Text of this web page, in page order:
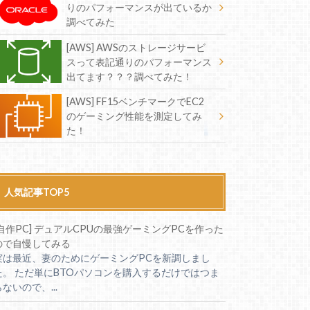
りのパフォーマンスが出ているか
調べてみた
[AWS] AWSのストレージサービ
スって表記通りのパフォーマンス
出てます？？？調べてみた！
[AWS] FF15ベンチマークでEC2
のゲーミング性能を測定してみ
た！
人気記事TOP5
作PC] デュアルCPUの最強ゲーミングPCを作った
で自慢してみる
は最近、妻のためにゲーミングPCを新調しまし
。 ただ単にBTOパソコンを購入するだけではつま
ないので、...